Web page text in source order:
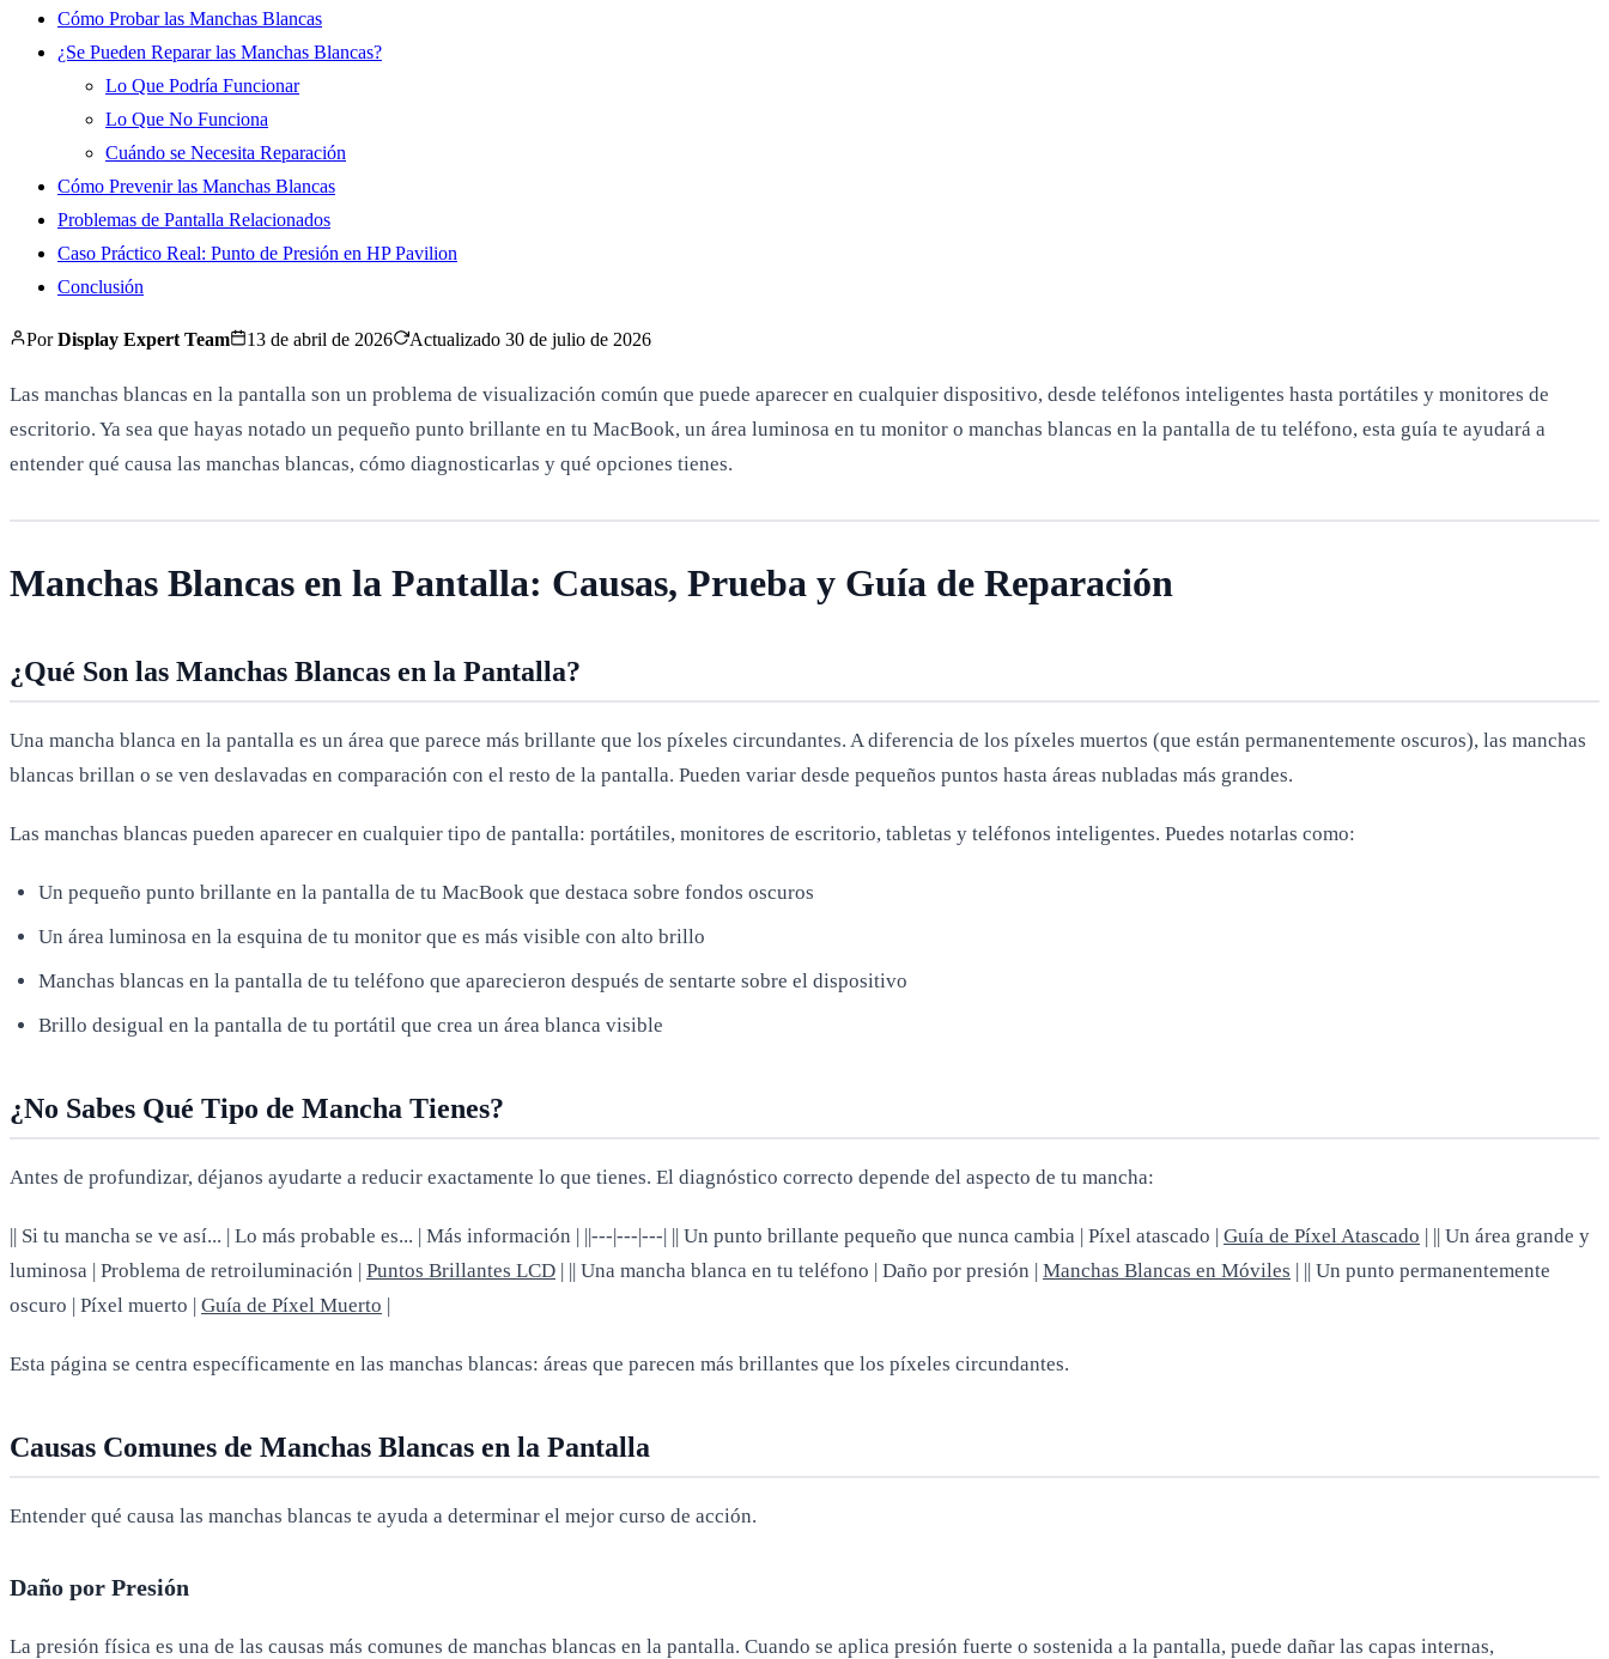
Cómo Probar las Manchas Blancas
¿Se Pueden Reparar las Manchas Blancas?
Lo Que Podría Funcionar
Lo Que No Funciona
Cuándo se Necesita Reparación
Cómo Prevenir las Manchas Blancas
Problemas de Pantalla Relacionados
Caso Práctico Real: Punto de Presión en HP Pavilion
Conclusión
PorDisplay Expert Team 13 de abril de 2026 Actualizado 30 de julio de 2026
Las manchas blancas en la pantalla son un problema de visualización común que puede aparecer en cualquier dispositivo, desde teléfonos inteligentes hasta portátiles y monitores de
escritorio. Ya sea que hayas notado un pequeño punto brillante en tu MacBook, un área luminosa en tu monitor o manchas blancas en la pantalla de tu teléfono, esta guía te ayudará a
entender qué causa las manchas blancas, cómo diagnosticarlas y qué opciones tienes.
Manchas Blancas en la Pantalla: Causas, Prueba y Guía de Reparación
¿Qué Son las Manchas Blancas en la Pantalla?
Una mancha blanca en la pantalla es un área que parece más brillante que los píxeles circundantes. A diferencia de los píxeles muertos (que están permanentemente oscuros), las manchas
blancas brillan o se ven deslavadas en comparación con el resto de la pantalla. Pueden variar desde pequeños puntos hasta áreas nubladas más grandes.
Las manchas blancas pueden aparecer en cualquier tipo de pantalla: portátiles, monitores de escritorio, tabletas y teléfonos inteligentes. Puedes notarlas como:
Un pequeño punto brillante en la pantalla de tu MacBook que destaca sobre fondos oscuros
Un área luminosa en la esquina de tu monitor que es más visible con alto brillo
Manchas blancas en la pantalla de tu teléfono que aparecieron después de sentarte sobre el dispositivo
Brillo desigual en la pantalla de tu portátil que crea un área blanca visible
¿No Sabes Qué Tipo de Mancha Tienes?
Antes de profundizar, déjanos ayudarte a reducir exactamente lo que tienes. El diagnóstico correcto depende del aspecto de tu mancha:
|| Si tu mancha se ve así... | Lo más probable es... | Más información | ||---|---|---| || Un punto brillante pequeño que nunca cambia | Píxel atascado | Guía de Píxel Atascado | || Un área grande y
luminosa | Problema de retroiluminación | Puntos Brillantes LCD | || Una mancha blanca en tu teléfono | Daño por presión | Manchas Blancas en Móviles | || Un punto permanentemente
oscuro | Píxel muerto | Guía de Píxel Muerto |
Esta página se centra específicamente en las manchas blancas: áreas que parecen más brillantes que los píxeles circundantes.
Causas Comunes de Manchas Blancas en la Pantalla
Entender qué causa las manchas blancas te ayuda a determinar el mejor curso de acción.
Daño por Presión
La presión física es una de las causas más comunes de manchas blancas en la pantalla. Cuando se aplica presión fuerte o sostenida a la pantalla, puede dañar las capas internas,